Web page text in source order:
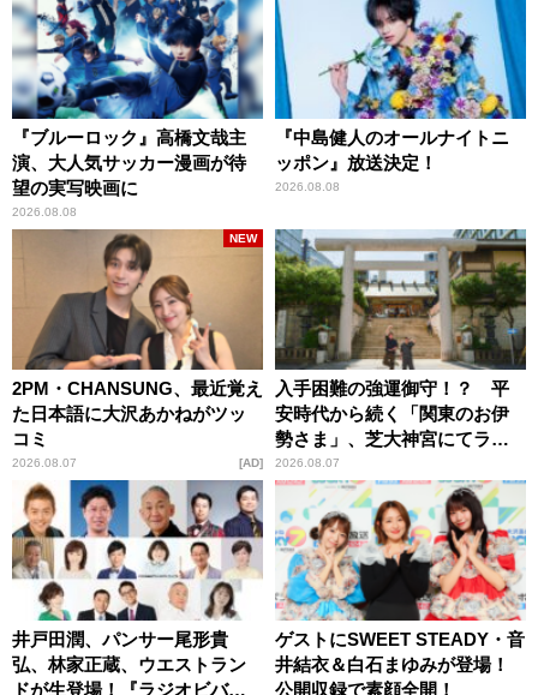
『ブルーロック』高橋文哉主
演、大人気サッカー漫画が待
望の実写映画に
2026.08.08
『中島健人のオールナイトニ
ッポン』放送決定！
2026.08.08
2PM・CHANSUNG、最近覚え
た日本語に大沢あかねがツッ
コミ
2026.08.07
NEW
AD
入手困難の強運御守！？ 平
安時代から続く「関東のお伊
勢さま」、芝大神宮にてラン
パンプスが合格祈願！
2026.08.07
井戸田潤、パンサー尾形貴
弘、林家正蔵、ウエストラン
ドが生登場！『ラジオビバリ
ゲストにSWEET STEADY・音
井結衣＆白石まゆみが登場！
公開収録で素顔全開！